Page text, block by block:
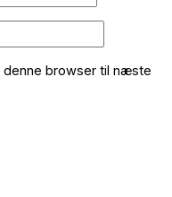
denne browser til næste